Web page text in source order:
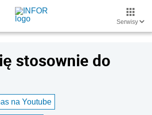
Serwisy
stosownie do
na Youtube